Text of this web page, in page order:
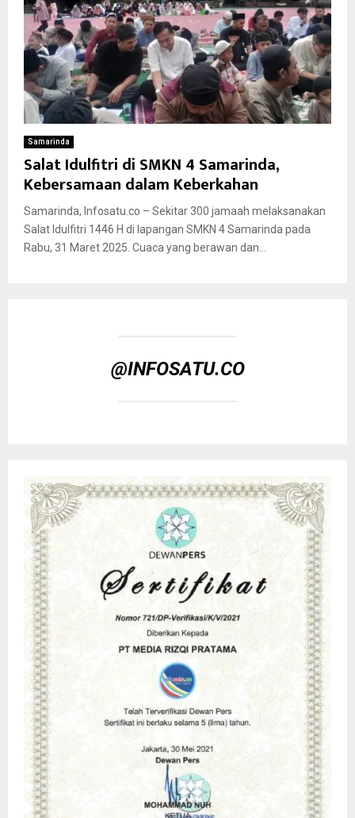
Samarinda
Salat Idulfitri di SMKN 4 Samarinda,
Kebersamaan dalam Keberkahan
Samarinda, Infosatu.co – Sekitar 300 jamaah melaksanakan
Salat Idulfitri 1446 H di lapangan SMKN 4 Samarinda pada
Rabu, 31 Maret 2025. Cuaca yang berawan dan...
@INFOSATU.CO